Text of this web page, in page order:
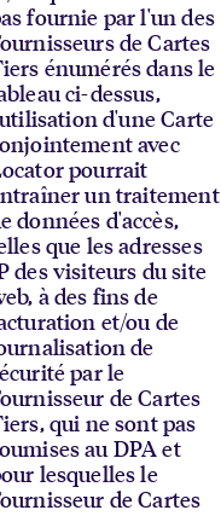
fournie par l'un des
de Cartes
énumérés dans le
ci-dessus,
d'une Carte
avec
pourrait
un traitement
données d'accès,
que les adresses
des visiteurs du site
à des fins de
et/ou de
de
par le
de Cartes
qui ne sont pas
au DPA et
lesquelles le
de Cartes